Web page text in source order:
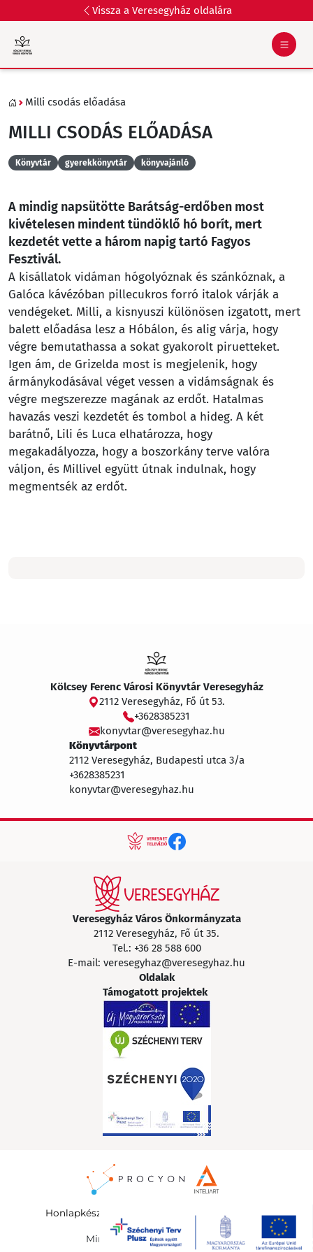
Vissza a Veresegyház oldalára
Milli csodás előadása
MILLI CSODÁS ELŐADÁSA
Könyvtár gyerekkönyvtár könyvajánló
A mindig napsütötte Barátság-erdőben most
kivételesen mindent tündöklő hó borít, mert
kezdetét vette a három napig tartó Fagyos
Fesztivál.
A kisállatok vidáman hógolyóznak és szánkóznak, a
Galóca kávézóban pillecukros forró italok várják a
vendégeket. Milli, a kisnyuszi különösen izgatott, mert
balett előadása lesz a Hóbálon, és alig várja, hogy
végre bemutathassa a sokat gyakorolt piruetteket.
Igen ám, de Grizelda most is megjelenik, hogy
ármánykodásával véget vessen a vidámságnak és
végre megszerezze magának az erdőt. Hatalmas
havazás veszi kezdetét és tombol a hideg. A két
barátnő, Lili és Luca elhatározza, hogy
megakadályozza, hogy a boszorkány terve valóra
váljon, és Millivel együtt útnak indulnak, hogy
megmentsék az erdőt.
Kölcsey Ferenc Városi Könyvtár Veresegyház
2112 Veresegyház, Fő út 53.
+3628385231
konyvtar@veresegyhaz.hu
Könyvtárpont
2112 Veresegyház, Budapesti utca 3/a
+3628385231
konyvtar@veresegyhaz.hu
Veresegyház Város Önkormányzata
2112 Veresegyház, Fő út 35.
Tel.: +36 28 588 600
E-mail: veresegyhaz@veresegyhaz.hu
Oldalak
Támogatott projektek
Honlapkészítés InteliArt Online Marketing Kft.
Minden jog fenntartva 2026©